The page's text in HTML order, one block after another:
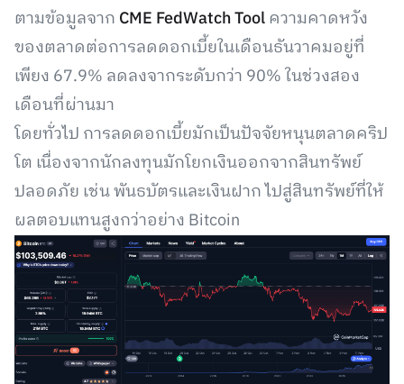
ตามข้อมูลจาก CME FedWatch Toolความคาดหวัง
ของตลาดต่อการลดดอกเบี้ยในเดือนธันวาคมอยู่ที่
เพียง 67.9% ลดลงจากระดับกว่า 90% ในช่วงสอง
เดือนที่ผ่านมา
โดยทั่วไป การลดดอกเบี้ยมักเป็นปัจจัยหนุนตลาดคริป
โต เนื่องจากนักลงทุนมักโยกเงินออกจากสินทรัพย์
ปลอดภัย เช่น พันธบัตรและเงินฝาก ไปสู่สินทรัพย์ที่ให้
ผลตอบแทนสูงกว่าอย่าง Bitcoin